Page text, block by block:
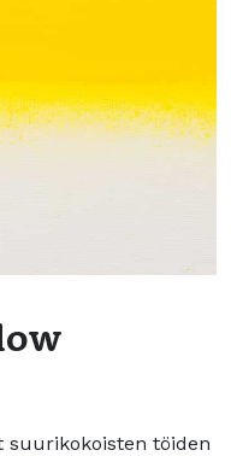
suurikokoisten töiden